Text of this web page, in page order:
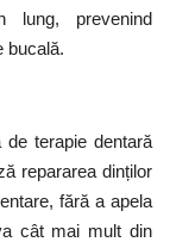
lung, prevenind
bucală.
de terapie dentară
repararea dinților
fără a apela
cât mai mult din